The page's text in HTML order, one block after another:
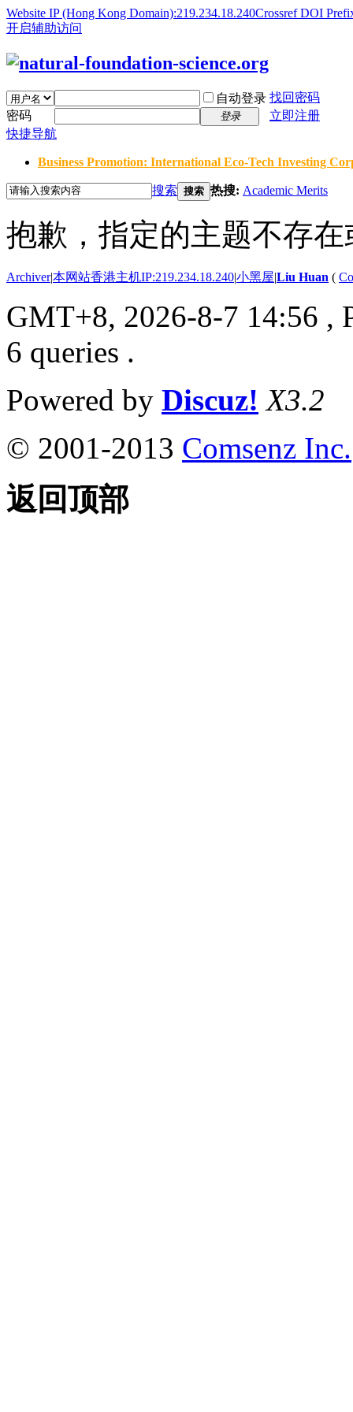
Website IP (Hong Kong Domain):219.234.18.240Crossref DOI
开启辅助访问
自动登录 找回密码
密码
登录
立即注册
快捷导航
Business Promotion: International Eco-Tech Investing
搜索 搜索 热搜: Academic Merits
抱歉，指定的主题不存
Archiver|本网站香港主机IP:219.234.18.240|小黑屋|Liu Huan (
GMT+8, 2026-8-7 14:56 ,
6 queries .
Powered by Discuz! X3.2
© 2001-2013 Comsenz Inc.
返回顶部